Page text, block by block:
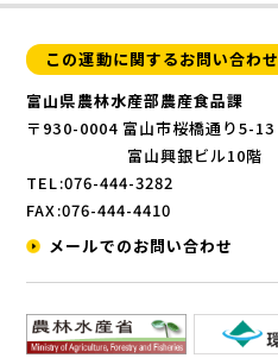
この運動に関するお問い合わせ
富山県農林水産部農産食品課
〒930-0004 富山市桜橋通り5-13
富山興銀ビル10階
TEL:076-444-3282
FAX:076-444-4410
メールでのお問い合わせ